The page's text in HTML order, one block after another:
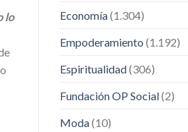
lo
Economía(1.304)
Empoderamiento (1.192)
Espiritualidad(306)
Fundación OP Social(2)
Moda(10)